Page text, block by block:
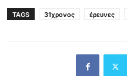
TAGS 31χρονος έρευνες